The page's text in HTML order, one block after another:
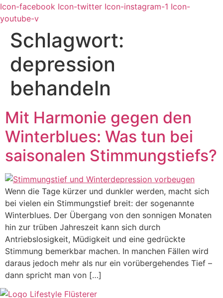
Icon-facebook Icon-twitter Icon-instagram-1 Icon-
youtube-v
Schlagwort:
depression
behandeln
Mit Harmonie gegen den
Winterblues: Was tun bei
saisonalen Stimmungstiefs?
Wenn die Tage kürzer und dunkler werden, macht sich
bei vielen ein Stimmungstief breit: der sogenannte
Winterblues. Der Übergang von den sonnigen Monaten
hin zur trüben Jahreszeit kann sich durch
Antriebslosigkeit, Müdigkeit und eine gedrückte
Stimmung bemerkbar machen. In manchen Fällen wird
daraus jedoch mehr als nur ein vorübergehendes Tief –
dann spricht man von […]